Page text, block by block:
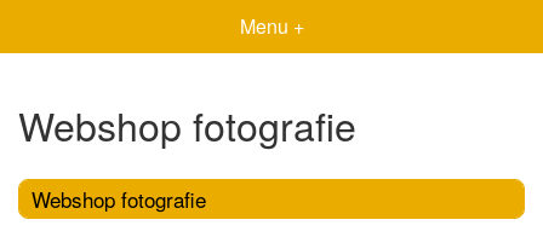
Menu +
Webshop fotografie
Webshop fotografie